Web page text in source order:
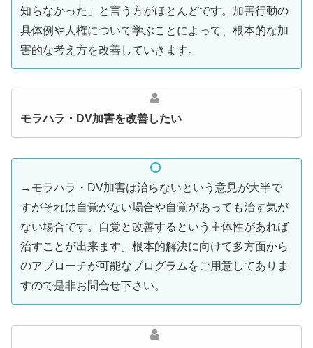
知らなかった」と言う方がほとんどです。加害行動の
具体例や人権について学ぶことによって、根本的な加
害的な考え方を改善していきます。
モラハラ・DV加害を改善したい
→モラハラ・DV加害は治らないという意見が大半で
すがそれは自覚がない場合や自覚があっても治す気が
ない場合です。自覚と改善するという主体性があれば
治すことが出来ます。根本的解決に向けて多方面から
のアプローチが可能なプログラムをご用意してありま
すので是非お問合せ下さい。